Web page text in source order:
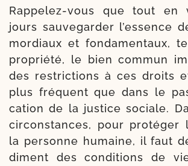
Rappelez-​vous que tout
jours sau­ve­gar­der l’es­sence
mor­diaux et fon­da­men­taux,
pro­prié­té, le bien com­mun
des res­tric­tions à ces droits
plus fré­quent que dans le
cation de la jus­tice sociale.
cir­cons­tances, pour pro­té­ger
la per­sonne humaine, il faut
di­ment des condi­tions de